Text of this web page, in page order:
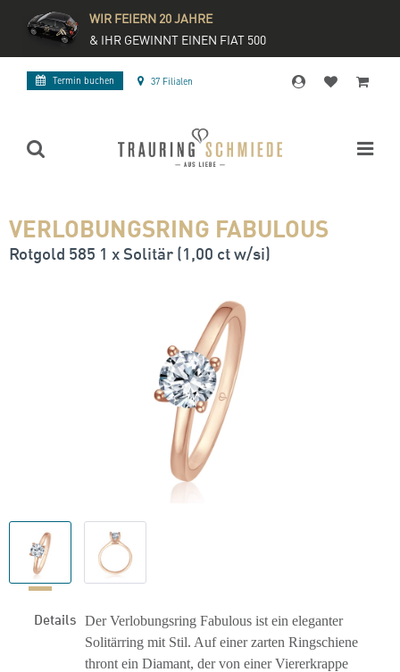
WIR FEIERN 20 JAHRE
& IHR GEWINNT EINEN FIAT 500
Termin buchen 37 Filialen
VERLOBUNGSRING FABULOUS
Rotgold 585 1 x Solitär (1,00 ct w/si)
Details Der Verlobungsring Fabulous ist ein eleganter
Solitärring mit Stil. Auf einer zarten Ringschiene
thront ein Diamant, der von einer Viererkrappe